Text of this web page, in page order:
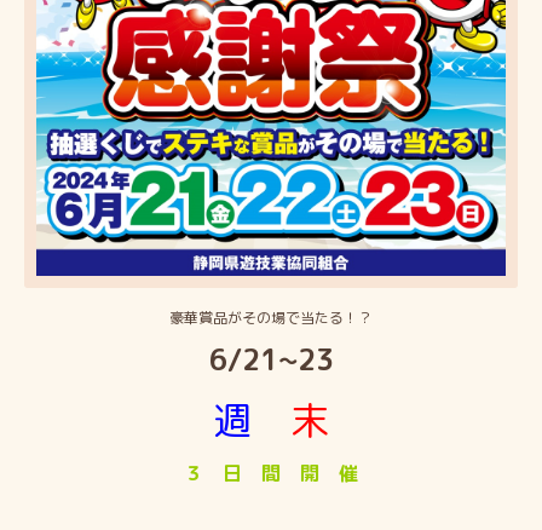
豪華賞品がその場で当たる！？
6/21~23
週 末
３ 日 間 開 催